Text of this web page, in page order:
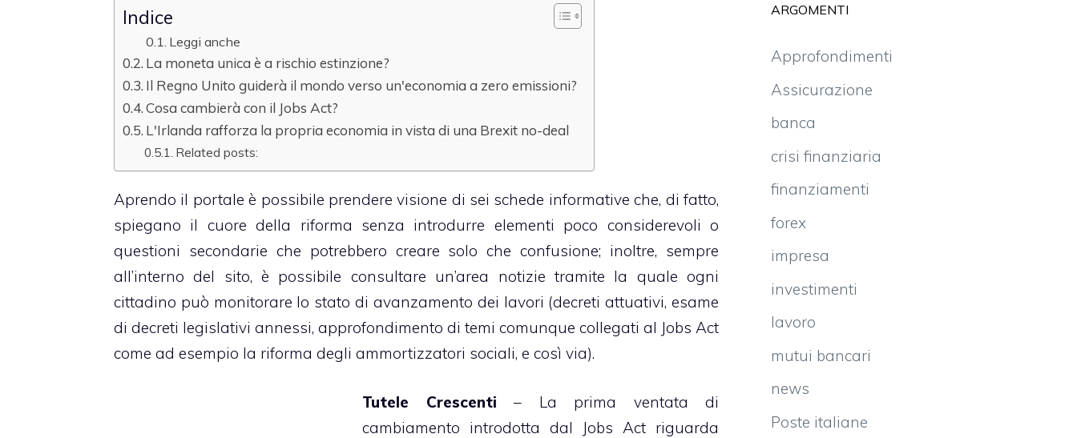
Indice
Leggi anche
La moneta unica è a rischio estinzione?
Il Regno Unito guiderà il mondo verso un'economia a zero emissioni?
Cosa cambierà con il Jobs Act?
L'Irlanda rafforza la propria economia in vista di una Brexit no-deal
Related posts:
Aprendo il portale è possibile prendere visione di sei schede informative che, di fatto,
spiegano il cuore della riforma senza introdurre elementi poco considerevoli o
questioni secondarie che potrebbero creare solo che confusione; inoltre, sempre
all’interno del sito, è possibile consultare un’area notizie tramite la quale ogni
cittadino può monitorare lo stato di avanzamento dei lavori (decreti attuativi, esame
di decreti legislativi annessi, approfondimento di temi comunque collegati al Jobs Act
come ad esempio la riforma degli ammortizzatori sociali, e così via).
Tutele Crescenti – La prima ventata di
cambiamento introdotta dal Jobs Act riguarda
ARGOMENTI
Approfondimenti
Assicurazione
banca
crisi finanziaria
finanziamenti
forex
impresa
investimenti
lavoro
mutui bancari
news
Poste italiane